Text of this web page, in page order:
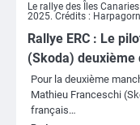
Le rallye des Îles
2025. Crédits :
Rallye ERC : Le
(Skoda) deuxième
Pour la deuxième
Mathieu Franceschi
français…